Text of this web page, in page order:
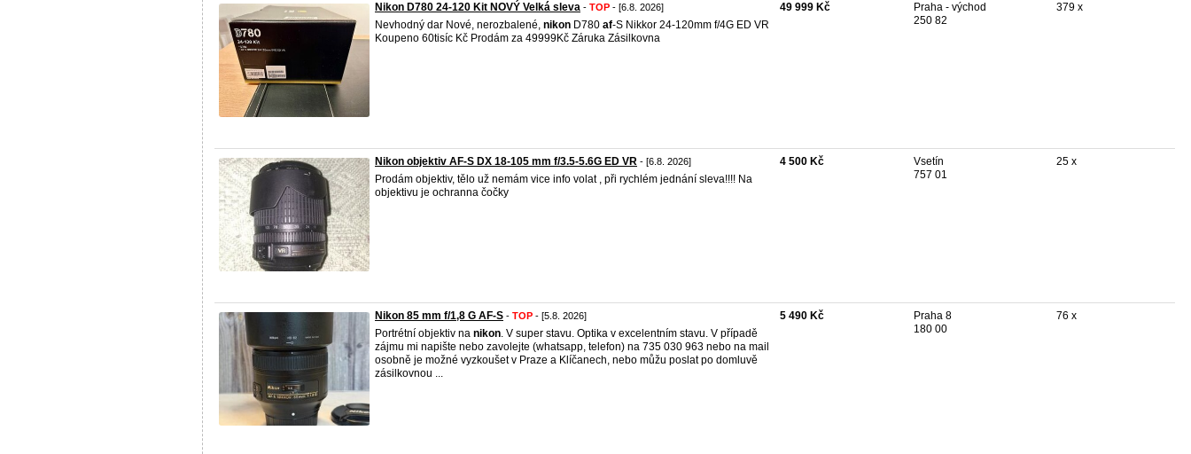
Nikon D780 24-120 Kit NOVÝ Velká sleva - TOP - [6.8. 2026]
Nevhodný dar Nové, nerozbalené, nikon D780 af-S Nikkor 24-120mm f/4G ED VR
Koupeno 60tisíc Kč Prodám za 49999Kč Záruka Zásilkovna
49 999 Kč
Praha - východ
250 82
379 x
Nikon objektiv AF-S DX 18-105 mm f/3.5-5.6G ED VR - [6.8. 2026]
Prodám objektiv, tělo už nemám vice info volat , při rychlém jednání sleva!!!! Na
objektivu je ochranna čočky
4 500 Kč
Vsetín
757 01
25 x
Nikon 85 mm f/1,8 G AF-S - TOP - [5.8. 2026]
Portrétní objektiv na nikon. V super stavu. Optika v excelentním stavu. V případě
zájmu mi napište nebo zavolejte (whatsapp, telefon) na 735 030 963 nebo na mail
osobně je možné vyzkoušet v Praze a Klíčanech, nebo můžu poslat po domluvě
zásilkovnou ...
5 490 Kč
Praha 8
180 00
76 x